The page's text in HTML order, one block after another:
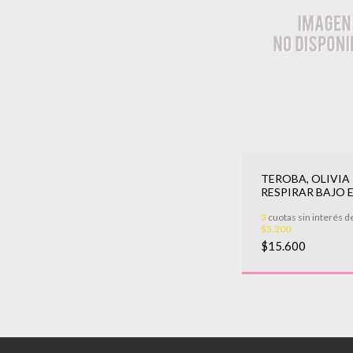
TEROBA, OLIVIA
RESPIRAR BAJO
3 cuotas sin interés
$5.200
$15.600